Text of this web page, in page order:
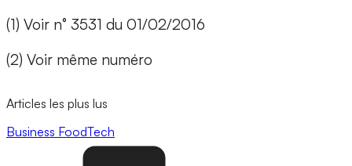
(1) Voir n° 3531 du 01/02/2016
(2) Voir même numéro
Articles les plus lus
Business FoodTech